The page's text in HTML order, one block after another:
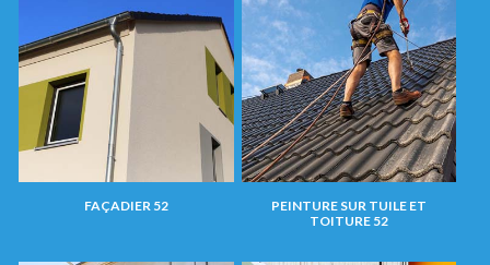
FAÇADIER 52
PEINTURE SUR TUILE ET
TOITURE 52